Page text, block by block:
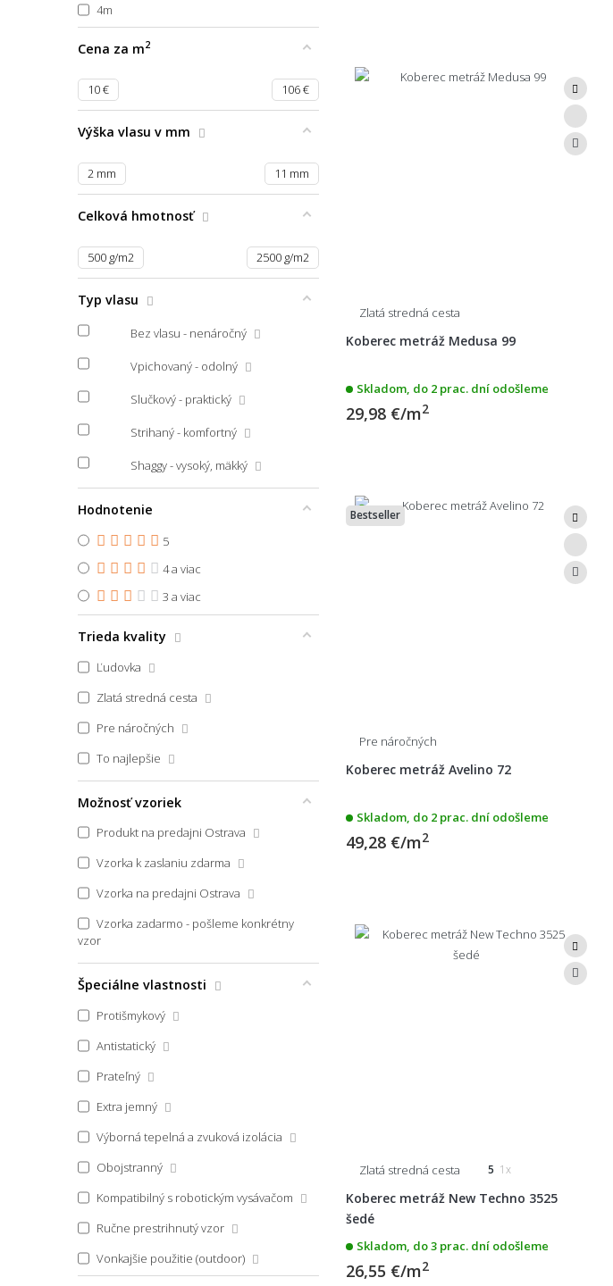
4m
Cena za m2
10€ 106€
Výška vlasu v mm
2 mm 11 mm
Celková hmotnosť
500 g/m2 2500 g/m2
Typ vlasu
Slučkový - praktický
Strihaný - komfortný
Shaggy - vysoký, mäkký
Vpichovaný - odolný
Bez vlasu - nenáročný
Hodnotenie
5
4 a viac
3 a viac
Trieda kvality
Ľudovka
Zlatá stredná cesta
Pre náročných
To najlepšie
Možnosť vzoriek
Produkt na predajni Ostrava
Vzorka k zaslaniu zdarma
Vzorka na predajni Ostrava
Vzorka zadarmo - pošleme konkrétny
vzor
Špeciálne vlastnosti
Protišmykový
Antistatický
Prateľný
Extra jemný
Výborná tepelná a zvuková izolácia
Obojstranný
Kompatibilný s robotickým vysávačom
Ručne prestrihnutý vzor
Vonkajšie použitie (outdoor)
Zlatá stredná cesta
Koberec metráž Medusa 99
Skladom, do 2 prac. dní odošleme
29,98 €/m2
Bestseller
Pre náročných
Koberec metráž Avelino 72
Skladom, do 2 prac. dní odošleme
49,28 €/m2
Zlatá stredná cesta 5 1x
Koberec metráž New Techno 3525
šedé
Skladom, do 3 prac. dní odošleme
26,55 €/m2